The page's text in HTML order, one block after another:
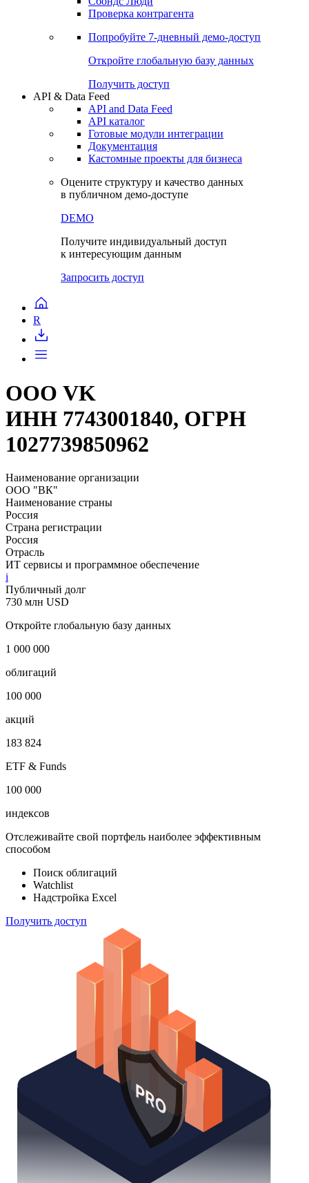
Сохраненные запросы
Чат
Проверка контрагента
Попробуйте7-дневный
Откройте глобальную базу данных
Получить доступ
API & Data Feed
API and Data Feed
Готовые модули интеграции
Документация
в публичном демо-доступе
ООО VK
1027739850962
Наименование организации
ООО "ВК"
Наименование страны
Россия
Страна регистрации
Россия
Отрасль
i
730 млн USD
Откройте глобальную базу данных
1 000 000
облигаций
100 000
акций
183 824
ETF & Funds
100 000
Отслеживайте свой портфель наиболее эффективным
способом
Поиск облигаций
Надстройка Excel
Получить доступ